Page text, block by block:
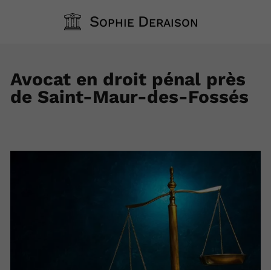
SOPHIE DERAISON
Avocat en droit pénal près
de Saint-Maur-des-Fossés